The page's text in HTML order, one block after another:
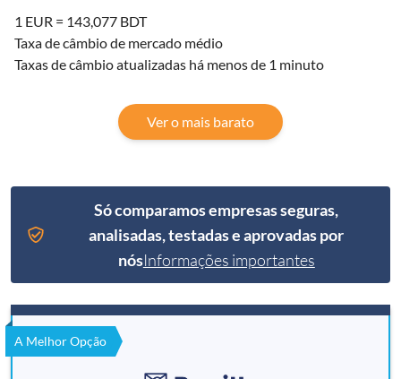
1 EUR = 143,077 BDT
Taxa de câmbio de mercado médio
Taxas de câmbio atualizadas há menos de 1 minuto
Ver o mais barato
Só comparamos empresas seguras,
analisadas, testadas e aprovadas por
nósInformações importantes
A Melhor Opção